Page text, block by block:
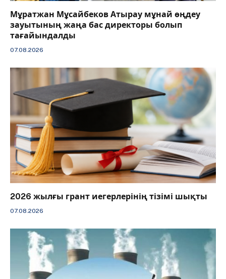
Мұратжан Мұсайбеков Атырау мұнай өңдеу
зауытының жаңа бас директоры болып
тағайындалды
07.08.2026
2026 жылғы грант иегерлерінің тізімі шықты
07.08.2026